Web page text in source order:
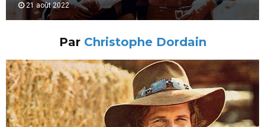
21 août 2022
Par Christophe Dordain